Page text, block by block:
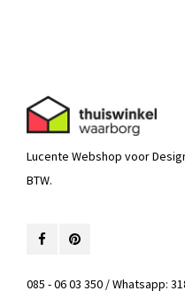
Lucente Webshop voor
BTW.
085 - 06 03 350 / Whatsapp: